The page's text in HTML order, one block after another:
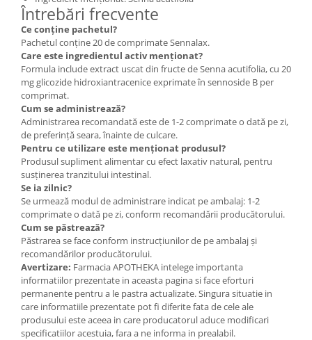
Întrebări frecvente
Ce conține pachetul?
Pachetul conține 20 de comprimate Sennalax.
Care este ingredientul activ menționat?
Formula include extract uscat din fructe de Senna acutifolia, cu 20
mg glicozide hidroxiantracenice exprimate în sennoside B per
comprimat.
Cum se administrează?
Administrarea recomandată este de 1-2 comprimate o dată pe zi,
de preferință seara, înainte de culcare.
Pentru ce utilizare este menționat produsul?
Produsul supliment alimentar cu efect laxativ natural, pentru
susținerea tranzitului intestinal.
Se ia zilnic?
Se urmează modul de administrare indicat pe ambalaj: 1-2
comprimate o dată pe zi, conform recomandării producătorului.
Cum se păstrează?
Păstrarea se face conform instrucțiunilor de pe ambalaj și
recomandărilor producătorului.
Avertizare: Farmacia APOTHEKA intelege importanta
informatiilor prezentate in aceasta pagina si face eforturi
permanente pentru a le pastra actualizate. Singura situatie in
care informatiile prezentate pot fi diferite fata de cele ale
produsului este aceea in care producatorul aduce modificari
specificatiilor acestuia, fara a ne informa in prealabil.